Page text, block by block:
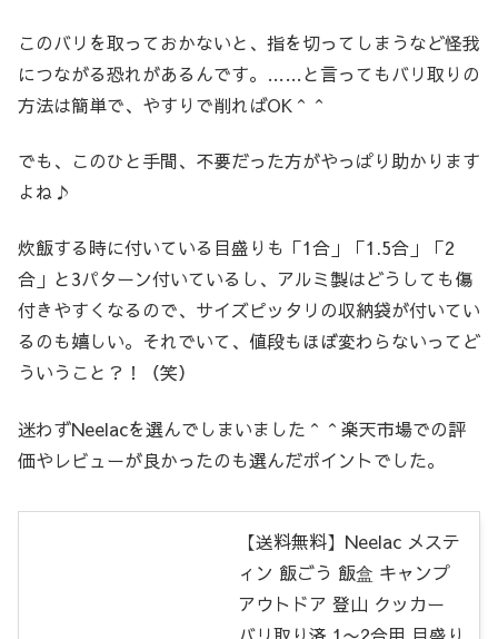
このバリを取っておかないと、指を切ってしまうなど怪我
につながる恐れがあるんです。……と言ってもバリ取りの
方法は簡単で、やすりで削ればOK＾＾
でも、このひと手間、不要だった方がやっぱり助かります
よね♪
炊飯する時に付いている目盛りも「1合」「1.5合」「2
合」と3パターン付いているし、アルミ製はどうしても傷
付きやすくなるので、サイズピッタリの収納袋が付いてい
るのも嬉しい。それでいて、値段もほぼ変わらないってど
ういうこと？！（笑）
迷わずNeelacを選んでしまいました＾＾楽天市場での評
価やレビューが良かったのも選んだポイントでした。
【送料無料】Neelac メステ
ィン 飯ごう 飯盒 キャンプ
アウトドア 登山 クッカー